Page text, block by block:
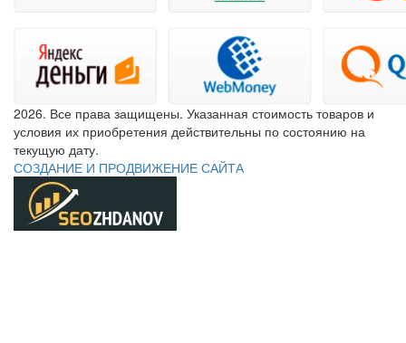
2026. Все права защищены. Указанная стоимость товаров и
условия их приобретения действительны по состоянию на
текущую дату.
СОЗДАНИЕ И ПРОДВИЖЕНИЕ САЙТА